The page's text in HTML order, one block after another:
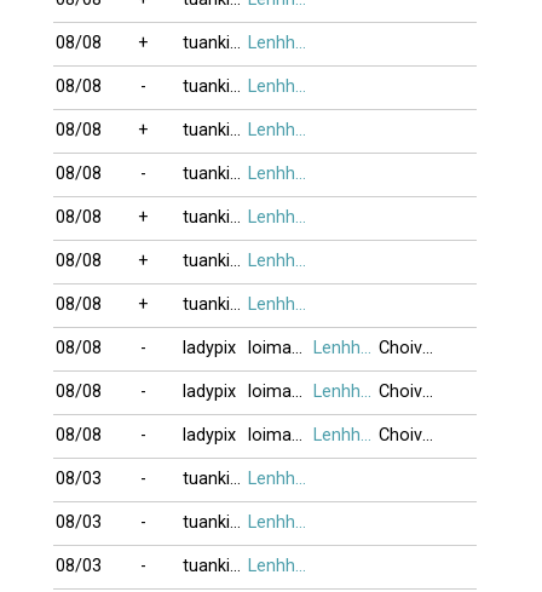
08/08 + tuankim Lenhho_xung
08/08 - tuankim Lenhho_xung
08/08 + tuankim Lenhho_xung
08/08 - tuankim Lenhho_xung
08/08 + tuankim Lenhho_xung
08/08 + tuankim Lenhho_xung
08/08 + tuankim Lenhho_xung
08/08 - ladypix loimauhau Lenhho_xung Choivui_1968
08/08 - ladypix loimauhau Lenhho_xung Choivui_1968
08/08 - ladypix loimauhau Lenhho_xung Choivui_1968
08/03 - tuankim Lenhho_xung
08/03 - tuankim Lenhho_xung
08/03 - tuankim Lenhho_xung